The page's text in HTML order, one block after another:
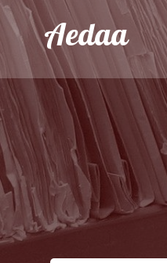
Aller
au
contenuAedaa